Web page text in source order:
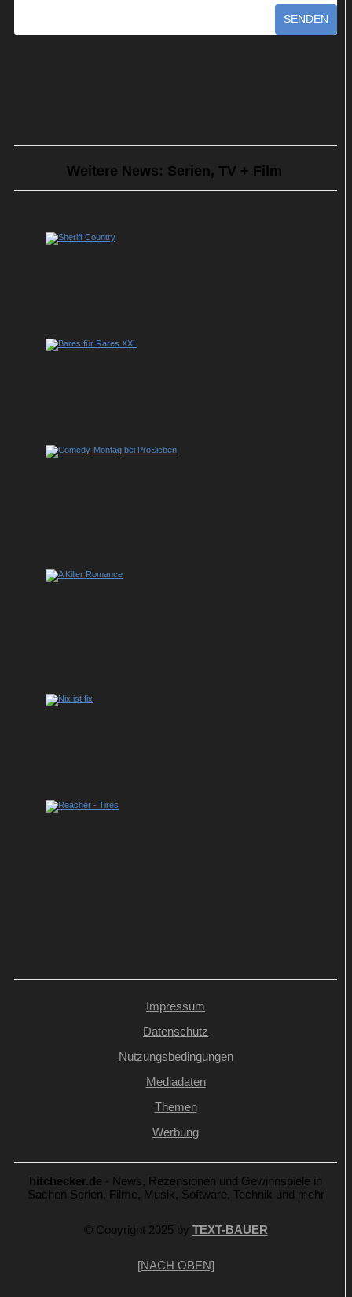
SENDEN
Weitere News: Serien, TV + Film
Impressum
Datenschutz
Nutzungsbedingungen
Mediadaten
Themen
Werbung
hitchecker.de - News, Rezensionen und Gewinnspiele in
Sachen Serien, Filme, Musik, Software, Technik und mehr
© Copyright 2025 by TEXT-BAUER
[NACH OBEN]